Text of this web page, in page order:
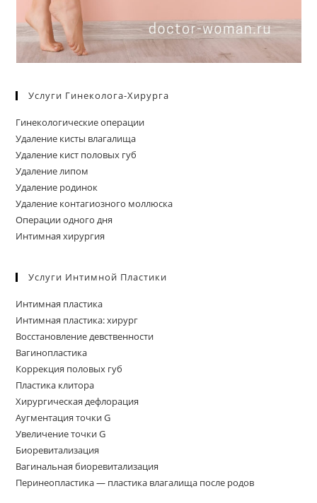
Услуги Гинеколога-Хирурга
Гинекологические операции
Удаление кисты влагалища
Удаление кист половых губ
Удаление липом
Удаление родинок
Удаление контагиозного моллюска
Операции одного дня
Интимная хирургия
Услуги Интимной Пластики
Интимная пластика
Интимная пластика: хирург
Восстановление девственности
Вагинопластика
Коррекция половых губ
Пластика клитора
Хирургическая дефлорация
Аугментация точки G
Увеличение точки G
Биоревитализация
Вагинальная биоревитализация
Перинеопластика — пластика влагалища после родов